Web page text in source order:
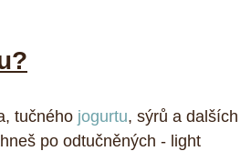
tučného jogurtu, sýrů a dalších
po odtučněných - light